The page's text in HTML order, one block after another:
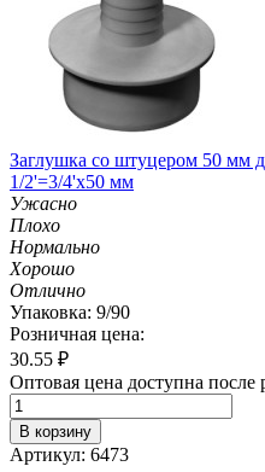
Заглушка со штуцером 50 мм
1/2'=3/4'х50 мм
Ужасно
Плохо
Нормально
Хорошо
Отлично
Упаковка: 9/90
Розничная цена:
30.55 ₽
Оптовая цена доступна после
В корзину
Артикул: 6473